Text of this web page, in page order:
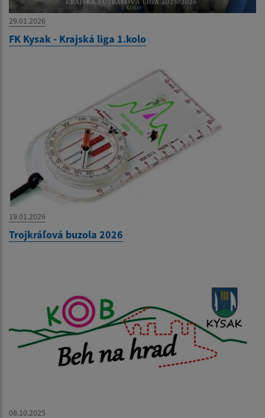
29.01.2026
FK Kysak - Krajská liga 1.kolo
19.01.2026
Trojkráľová buzola 2026
08.10.2025